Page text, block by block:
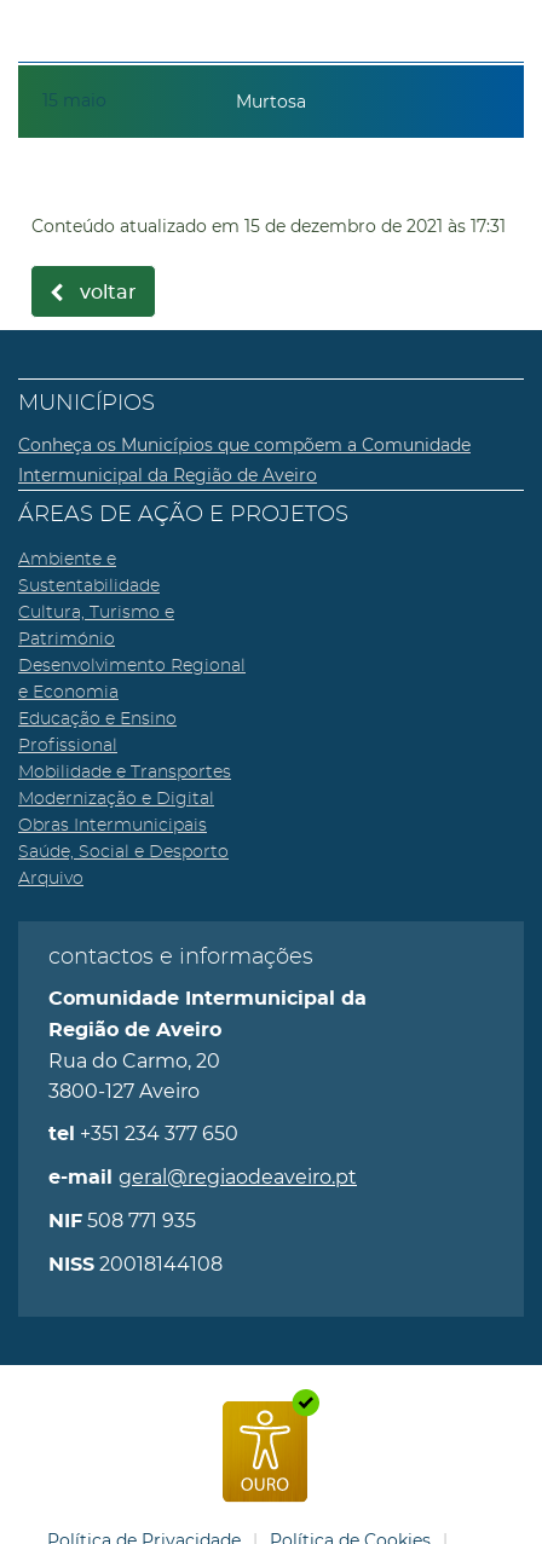
15 maio Murtosa
Conteúdo atualizado em 15 de dezembro de 2021 às 17:31
voltar
MUNICÍPIOS
Conheça os Municípios que compõem a Comunidade
Intermunicipal da Região de Aveiro
ÁREAS DE AÇÃO E PROJETOS
Ambiente e
Sustentabilidade
Cultura, Turismo e
Património
Desenvolvimento Regional
e Economia
Educação e Ensino
Profissional
Mobilidade e Transportes
Modernização e Digital
Obras Intermunicipais
Saúde, Social e Desporto
Arquivo
contactos e informações
Comunidade Intermunicipal da
Região de Aveiro
Rua do Carmo, 20
3800-127 Aveiro
tel +351 234 377 650
e-mail geral@regiaodeaveiro.pt
NIF 508 771 935
NISS 20018144108